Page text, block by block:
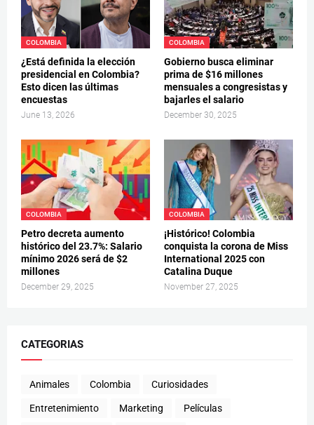
COLOMBIA
¿Está definida la elección
presidencial en Colombia?
Esto dicen las últimas
encuestas
June 13, 2026
COLOMBIA
Gobierno busca eliminar
prima de $16 millones
mensuales a congresistas y
bajarles el salario
December 30, 2025
COLOMBIA
Petro decreta aumento
histórico del 23.7%: Salario
mínimo 2026 será de $2
millones
December 29, 2025
COLOMBIA
¡Histórico! Colombia
conquista la corona de Miss
International 2025 con
Catalina Duque
November 27, 2025
CATEGORIAS
Animales Colombia Curiosidades
Entretenimiento Marketing Películas